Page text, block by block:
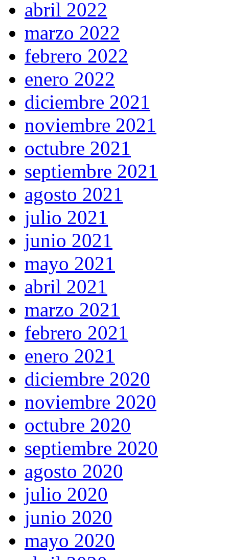
abril 2022
marzo 2022
febrero 2022
enero 2022
diciembre 2021
noviembre 2021
octubre 2021
septiembre 2021
agosto 2021
julio 2021
junio 2021
mayo 2021
abril 2021
marzo 2021
febrero 2021
enero 2021
diciembre 2020
noviembre 2020
octubre 2020
septiembre 2020
agosto 2020
julio 2020
junio 2020
mayo 2020